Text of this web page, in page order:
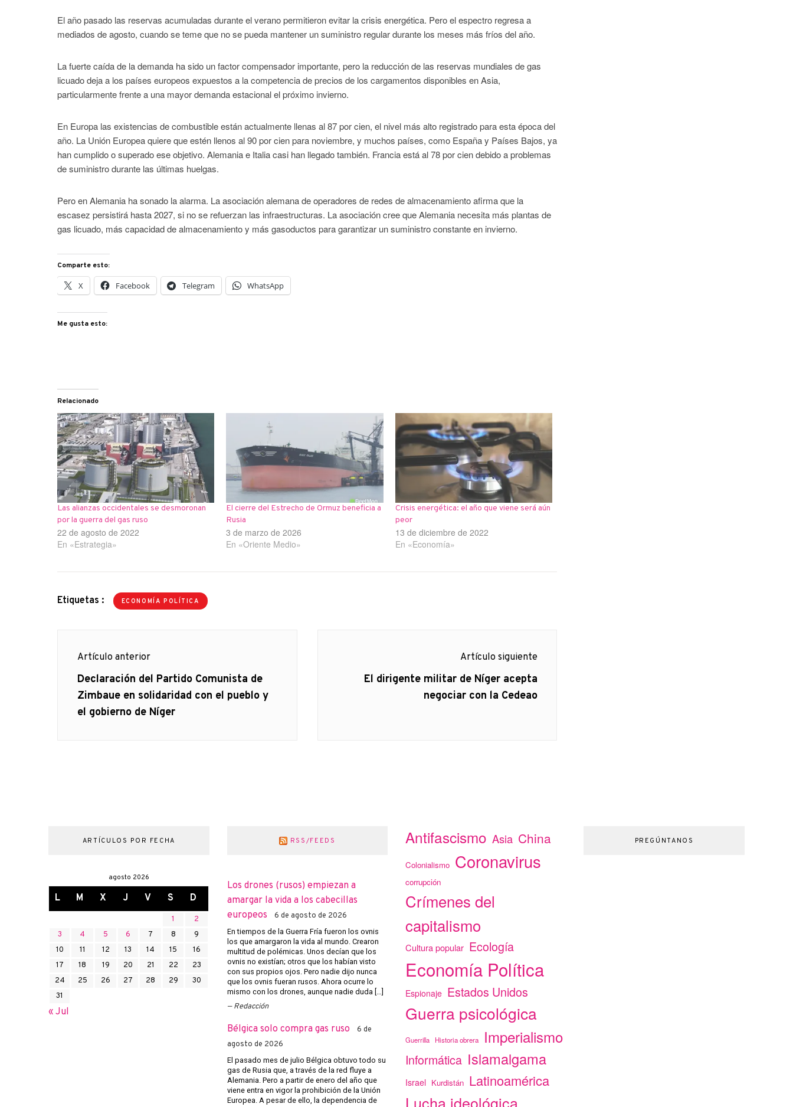
El año pasado las reservas acumuladas durante el verano permitieron evitar la crisis energética. Pero el espectro regresa a
mediados de agosto, cuando se teme que no se pueda mantener un suministro regular durante los meses más fríos del año.
La fuerte caída de la demanda ha sido un factor compensador importante, pero la reducción de las reservas mundiales de gas
licuado deja a los países europeos expuestos a la competencia de precios de los cargamentos disponibles en Asia,
particularmente frente a una mayor demanda estacional el próximo invierno.
En Europa las existencias de combustible están actualmente llenas al 87 por cien, el nivel más alto registrado para esta época del
año. La Unión Europea quiere que estén llenos al 90 por cien para noviembre, y muchos países, como España y Países Bajos, ya
han cumplido o superado ese objetivo. Alemania e Italia casi han llegado también. Francia está al 78 por cien debido a problemas
de suministro durante las últimas huelgas.
Pero en Alemania ha sonado la alarma. La asociación alemana de operadores de redes de almacenamiento afirma que la
escasez persistirá hasta 2027, si no se refuerzan las infraestructuras. La asociación cree que Alemania necesita más plantas de
gas licuado, más capacidad de almacenamiento y más gasoductos para garantizar un suministro constante en invierno.
Comparte esto:
X Facebook Telegram WhatsApp
Me gusta esto:
Relacionado
Las alianzas occidentales se desmoronan
por la guerra del gas ruso
22 de agosto de 2022
En «Estrategia»
El cierre del Estrecho de Ormuz beneficia a
Rusia
3 de marzo de 2026
En «Oriente Medio»
Crisis energética: el año que viene será aún
peor
13 de diciembre de 2022
En «Economía»
Etiquetas : ECONOMÍA POLÍTICA
Navegación
de
entradas
Artículo anterior
Artículo
anterior
Declaración del Partido Comunista de
Zimbaue en solidaridad con el pueblo y
el gobierno de Níger
Artículo siguiente
Artículo
El dirigente militar de Níger acepta
negociar con la Cedeao
ARTÍCULOS POR FECHA
agosto 2026
L M X J V S D
1
2
3
4 5 6 7 8
9
10
11 12 13 14 15
16
17
18 19 20 21 22
23
24
25 26 27 28 29
30
31
« Jul
RSS/FEEDS
Los drones (rusos) empiezan a
amargar la vida a los cabecillas
europeos
6 de agosto de 2026
En tiempos de la Guerra Fría fueron los ovnis
los que amargaron la vida al mundo. Crearon
multitud de polémicas. Unos decían que los
ovnis no existían; otros que los habían visto
con sus propios ojos. Pero nadie dijo nunca
que los ovnis fueran rusos. Ahora ocurre lo
mismo con los drones, aunque nadie duda […]
Redacción
Bélgica solo compra gas ruso
6 de
agosto de 2026
El pasado mes de julio Bélgica obtuvo todo su
gas de Rusia que, a través de la red fluye a
Alemania. Pero a partir de enero del año que
viene entra en vigor la prohibición de la Unión
Europea. A pesar de ello, la dependencia de
Antifascismo Asia China
Colonialismo Coronavirus
corrupción
Crímenes del
capitalismo
Cultura popular Ecología
Economía Política
Espionaje Estados Unidos
Guerra psicológica
Guerrilla Historia obrera Imperialismo
Informática Islamalgama
Israel Kurdistán Latinoamérica
Lucha ideológica
PREGÚNTANOS